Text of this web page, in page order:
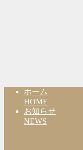
ホーム
HOME
お知らせ
NEWS